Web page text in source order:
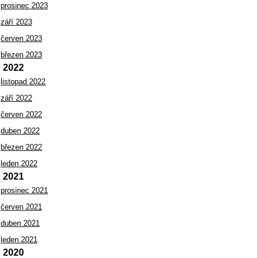
prosinec 2023
září 2023
červen 2023
březen 2023
2022
listopad 2022
září 2022
červen 2022
duben 2022
březen 2022
leden 2022
2021
prosinec 2021
červen 2021
duben 2021
leden 2021
2020